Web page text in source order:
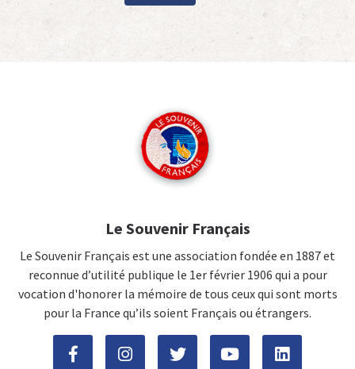
Le Souvenir Français
Le Souvenir Français est une association fondée en 1887 et
reconnue d’utilité publique le 1er février 1906 qui a pour
vocation d'honorer la mémoire de tous ceux qui sont morts
pour la France qu’ils soient Français ou étrangers.